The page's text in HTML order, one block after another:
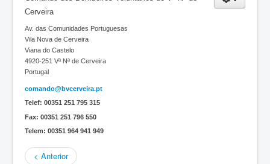
Cerveira
Av. das Comunidades Portuguesas
Vila Nova de Cerveira
Viana do Castelo
4920-251 Vª Nª de Cerveira
Portugal
comando@bvcerveira.pt
Telef: 00351 251 795 315
Fax: 00351 251 796 550
Telem: 00351 964 941 949
< Anterior